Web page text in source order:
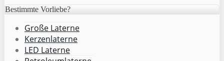
Bestimmte Vorliebe?
Große Laterne
Kerzenlaterne
LED Laterne